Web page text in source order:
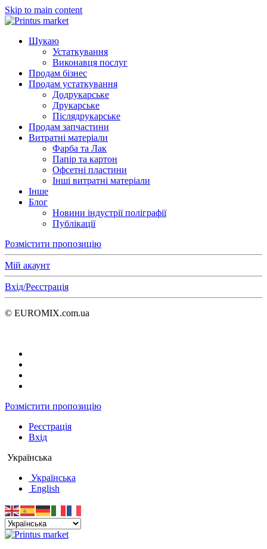
Skip to main content
Шукаю
Устаткування
Виконавця послуг
Продам бізнес
Продам устаткування
Додрукарське
Друкарське
Післядрукарське
Продам запчастини
Витратні матеріали
Фарба та Лак
Папір та картон
Офсетні пластини
Інші витратні матеріали
Інше
Блог
Новини індустрії поліграфії
Публікації
Розмістити пропозицію
Мій акаунт
Вхід/Реєстрація
© EUROMIX.com.ua
Розмістити пропозицію
Реєстрація
Вхід
Українська
Українська
English